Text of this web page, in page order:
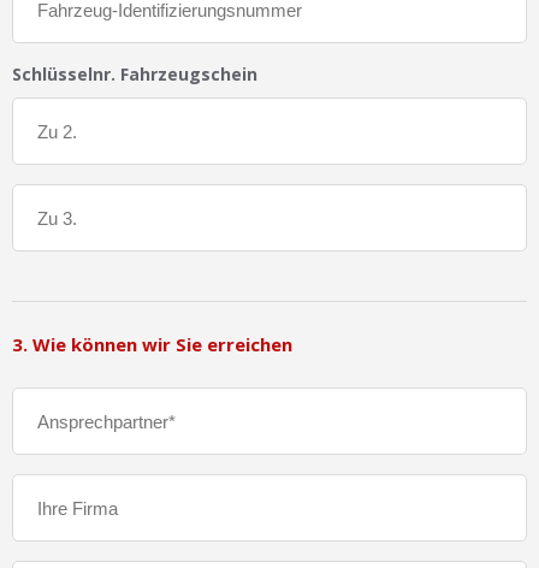
Schlüsselnr. Fahrzeugschein
3. Wie können wir Sie erreichen